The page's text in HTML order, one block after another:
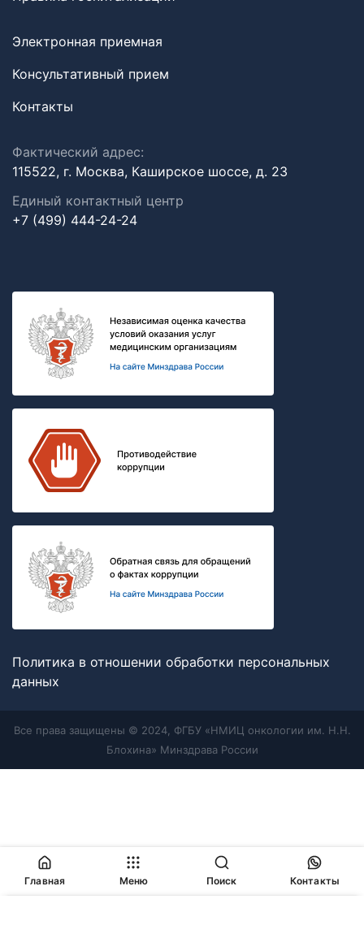
Электронная приемная
Консультативный прием
Контакты
Фактический адрес:
115522, г. Москва, Каширское шоссе, д. 23
Единый контактный центр
+7 (499) 444-24-24
Политика в отношении обработки персональных
данных
Все права защищены © 2024, ФГБУ «НМИЦ онкологии им. Н.Н.
Блохина» Минздрава России
Главная Меню Поиск Контакты